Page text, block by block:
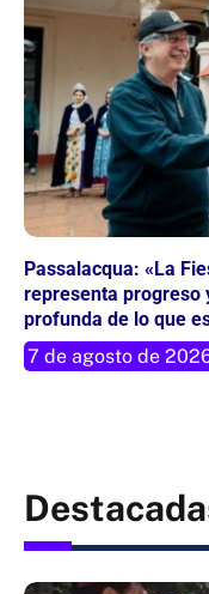
Passalacqua: «La
representa progreso
profunda de lo que
7 de agosto de